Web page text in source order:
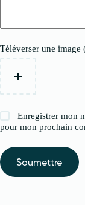
Téléverser une image
Enregistrer mon
pour mon prochain
Soumettre